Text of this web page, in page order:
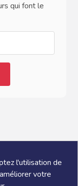
l'utilisation de
votre
qui font le